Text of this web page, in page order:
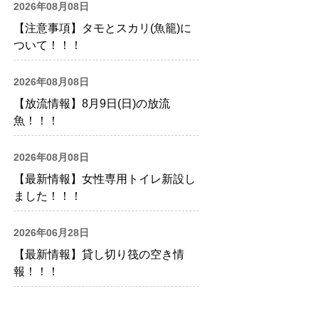
2026年08月08日
【注意事項】タモとスカリ(魚籠)に
ついて！！！
2026年08月08日
【放流情報】8月9日(日)の放流
魚！！！
2026年08月08日
【最新情報】女性専用トイレ新設し
ました！！！
2026年06月28日
【最新情報】貸し切り筏の空き情
報！！！